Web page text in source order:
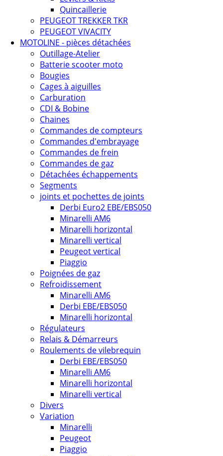
Quincaillerie
PEUGEOT TREKKER TKR
PEUGEOT VIVACITY
MOTOLINE - pièces détachées
Outillage-Atelier
Batterie scooter moto
Bougies
Cages à aiguilles
Carburation
CDI & Bobine
Chaines
Commandes de compteurs
Commandes d'embrayage
Commandes de frein
Commandes de gaz
Détachées échappements
Segments
joints et pochettes de joints
Derbi Euro2 EBE/EBS050
Minarelli AM6
Minarelli horizontal
Minarelli vertical
Peugeot vertical
Piaggio
Poignées de gaz
Refroidissement
Minarelli AM6
Derbi EBE/EBS050
Minarelli horizontal
Régulateurs
Relais & Démarreurs
Roulements de vilebrequin
Derbi EBE/EBS050
Minarelli AM6
Minarelli horizontal
Minarelli vertical
Divers
Variation
Minarelli
Peugeot
Piaggio